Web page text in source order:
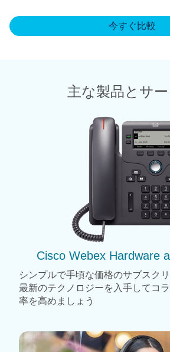
今すぐ比較
主な製品とサ
Cisco Webex Hardware
シンプルで手頃な価格のサブスク
最新のテクノロジーを入手してコ
率を高めましょう